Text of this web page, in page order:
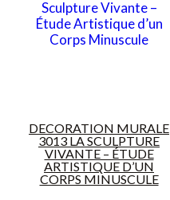
DECORATION MURALE
3013 LA SCULPTURE
VIVANTE – ÉTUDE
ARTISTIQUE D’UN
CORPS MINUSCULE